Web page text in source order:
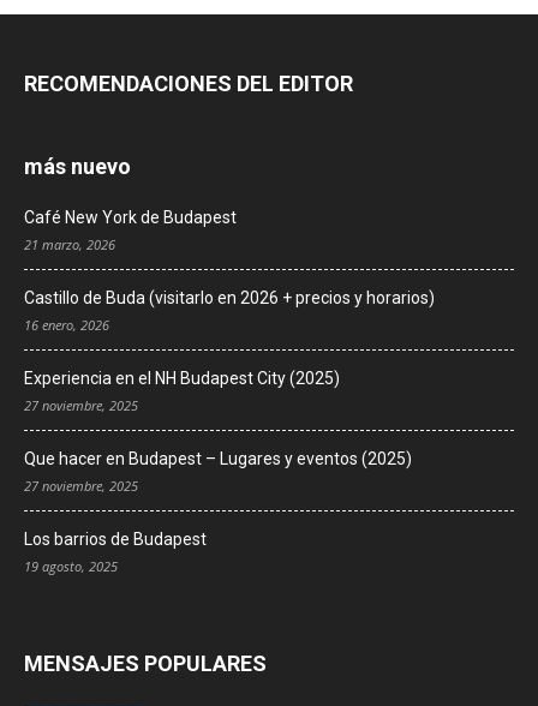
RECOMENDACIONES DEL EDITOR
más nuevo
Café New York de Budapest
21 marzo, 2026
Castillo de Buda (visitarlo en 2026 + precios y horarios)
16 enero, 2026
Experiencia en el NH Budapest City (2025)
27 noviembre, 2025
Que hacer en Budapest – Lugares y eventos (2025)
27 noviembre, 2025
Los barrios de Budapest
19 agosto, 2025
MENSAJES POPULARES